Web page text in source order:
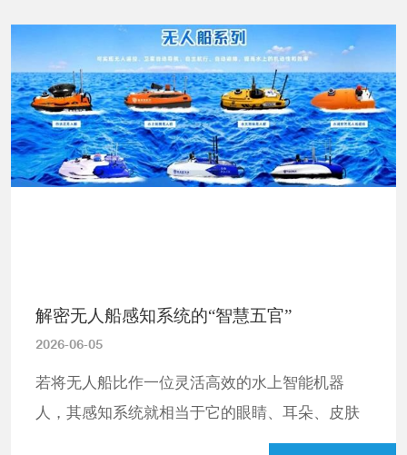
解密无人船感知系统的“智慧五官”
2026-06-05
若将无人船比作一位灵活高效的水上智能机器
人，其感知系统就相当于它的眼睛、耳朵、皮肤
与嗅觉，是无人船感知周边环境、识别各类信